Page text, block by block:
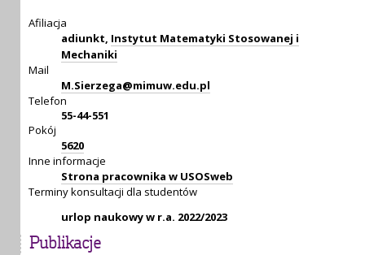
Afiliacja
adiunkt, Instytut Matematyki Stosowanej i
Mechaniki
Mail
M.Sierzega@mimuw.edu.pl
Telefon
55-44-551
Pokój
5620
Inne informacje
Strona pracownika w USOSweb
Terminy konsultacji dla studentów
urlop naukowy w r.a. 2022/2023
Publikacje